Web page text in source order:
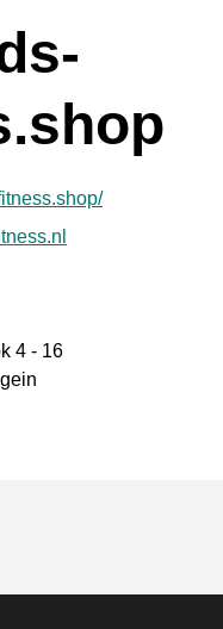
4 - 16